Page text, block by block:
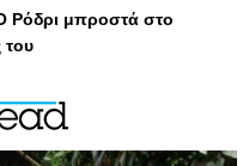
Ρόδρι μπροστά στο
του